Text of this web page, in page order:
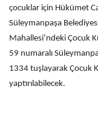
çocuklar için Hükümet
Süleymanpaşa
Mahallesi’ndeki Çocuk
59 numaralı
1334 tuşlayarak Çocuk
yaptırılabilecek.